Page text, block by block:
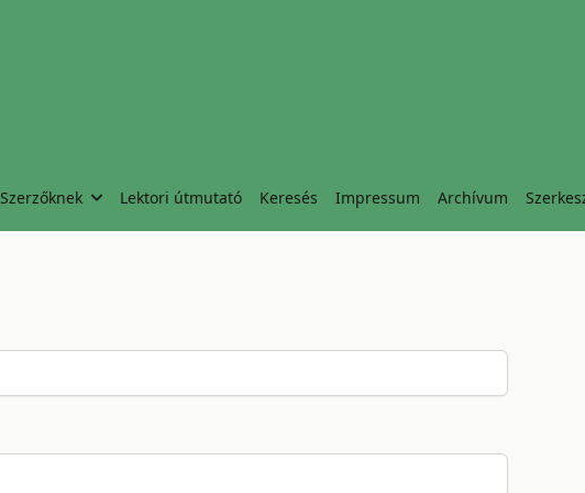
Szerzőknek Lektori útmutató Keresés Impressum Archívum